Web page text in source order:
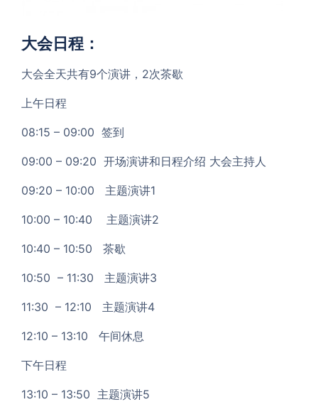
大会日程：
大会全天共有9个演讲，2次茶歇
上午日程
08:15 – 09:00 签到
09:00 – 09:20 开场演讲和日程介绍 大会主持人
09:20 – 10:00 主题演讲1
10:00 – 10:40 主题演讲2
10:40 – 10:50 茶歇
10:50 – 11:30 主题演讲3
11:30 – 12:10 主题演讲4
12:10 – 13:10 午间休息
下午日程
13:10 – 13:50 主题演讲5